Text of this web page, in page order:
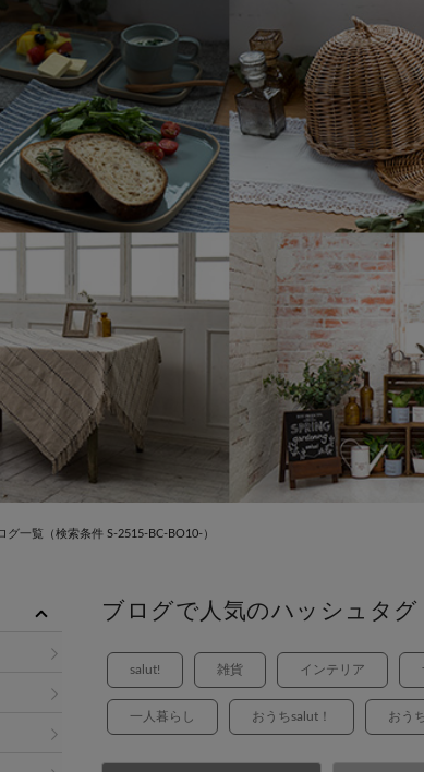
グ一覧 （検索条件 S-2515-BC-BO10-）
ブログで人気のハッシュタグ
salut! 雑貨 インテリア
一人暮らし おうちsalut！ おう
×